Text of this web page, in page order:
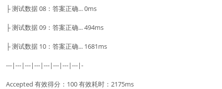
├ 测试数据 08：答案正确... 0ms
├ 测试数据 09：答案正确... 494ms
├ 测试数据 10：答案正确... 1681ms
---|---|---|---|---|---|---|---|-
Accepted 有效得分：100 有效耗时：2175ms